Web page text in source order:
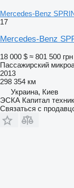
Mercedes-Benz
17
Mercedes-Benz
18 000 $ ≈ 801 500 грн
Пассажирский
2013
298 354 км
Украина, Киев
ЭСКА Капитал
Связаться с